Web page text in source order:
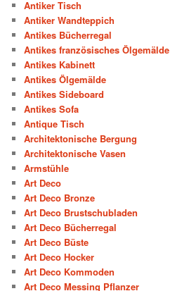
Antiker Tisch
Antiker Wandteppich
Antikes Bücherregal
Antikes französisches Ölgemälde
Antikes Kabinett
Antikes Ölgemälde
Antikes Sideboard
Antikes Sofa
Antique Tisch
Architektonische Bergung
Architektonische Vasen
Armstühle
Art Deco
Art Deco Bronze
Art Deco Brustschubladen
Art Deco Bücherregal
Art Deco Büste
Art Deco Hocker
Art Deco Kommoden
Art Deco Messing Pflanzer